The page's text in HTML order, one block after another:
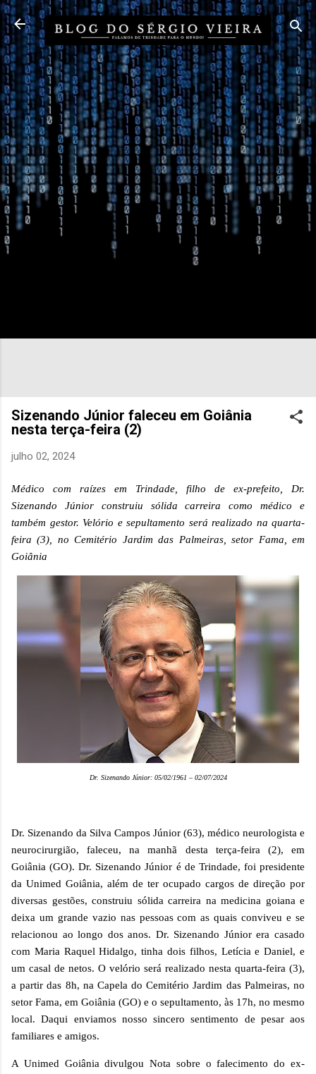
Pular para o conteúdo principal
Sizenando Júnior faleceu em Goiânia
nesta terça-feira (2)
julho 02, 2024
Médico com raízes em Trindade, filho de ex-prefeito, Dr.
Sizenando Júnior construiu sólida carreira como médico e
também gestor. Velório e sepultamento será realizado na quarta-
feira (3), no Cemitério Jardim das Palmeiras, setor Fama, em
Goiânia
Dr. Sizenando Júnior: 05/02/1961 – 02/07/2024
Dr. Sizenando da Silva Campos Júnior (63), médico neurologista e
neurocirurgião, faleceu, na manhã desta terça-feira (2), em
Goiânia (GO). Dr. Sizenando Júnior é de Trindade, foi presidente
da Unimed Goiânia, além de ter ocupado cargos de direção por
diversas gestões, construiu sólida carreira na medicina goiana e
deixa um grande vazio nas pessoas com as quais conviveu e se
relacionou ao longo dos anos. Dr. Sizenando Júnior era casado
com Maria Raquel Hidalgo, tinha dois filhos, Letícia e Daniel, e
um casal de netos. O velório será realizado nesta quarta-feira (3),
a partir das 8h, na Capela do Cemitério Jardim das Palmeiras, no
setor Fama, em Goiânia (GO) e o sepultamento, às 17h, no mesmo
local. Daqui enviamos nosso sincero sentimento de pesar aos
familiares e amigos.
A Unimed Goiânia divulgou Nota sobre o falecimento do ex-